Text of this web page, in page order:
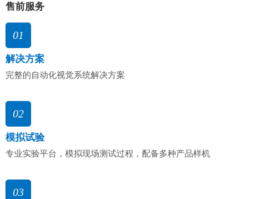
售前服务
01
解决方案
完整的自动化视觉系统解决方案
02
模拟试验
专业实验平台，模拟现场测试过程，配备多种产品样机
03